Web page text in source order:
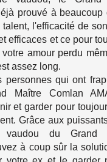
prouvé à
talent, l'efficacité de
efficaces et ce pour
amour perdu
assez long.
personnes qui ont
Maître Comlan
et garder pour
Grâce aux
vaudou du Grand
à coup sûr la